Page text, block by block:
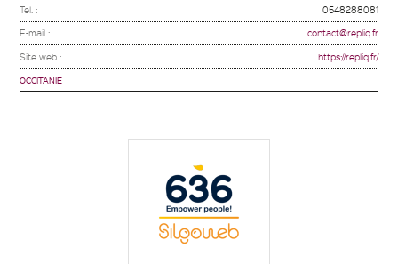
Tel. : 0548288081
E-mail : contact@repliq.fr
Site web : https://repliq.fr/
OCCITANIE